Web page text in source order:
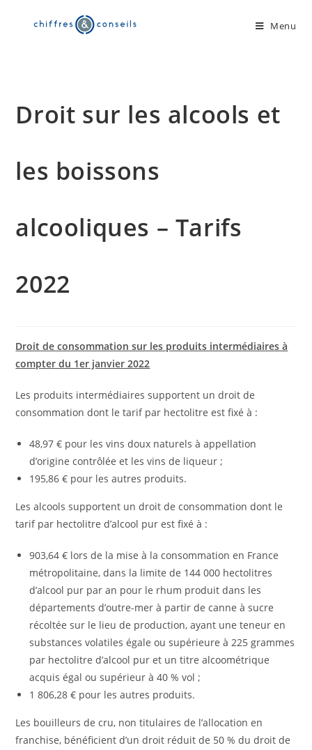
Menu
Droit sur les alcools et
les boissons
alcooliques – Tarifs
2022
Droit de consommation sur les produits intermédiaires à
compter du 1er janvier 2022
Les produits intermédiaires supportent un droit de
consommation dont le tarif par hectolitre est fixé à :
48,97 € pour les vins doux naturels à appellation
d’origine contrôlée et les vins de liqueur ;
195,86 € pour les autres produits.
Les alcools supportent un droit de consommation dont le
tarif par hectolitre d’alcool pur est fixé à :
903,64 € lors de la mise à la consommation en France
métropolitaine, dans la limite de 144 000 hectolitres
d’alcool pur par an pour le rhum produit dans les
départements d’outre-mer à partir de canne à sucre
récoltée sur le lieu de production, ayant une teneur en
substances volatiles égale ou supérieure à 225 grammes
par hectolitre d’alcool pur et un titre alcoométrique
acquis égal ou supérieur à 40 % vol ;
1 806,28 € pour les autres produits.
Les bouilleurs de cru, non titulaires de l’allocation en
franchise, bénéficient d’un droit réduit de 50 % du droit de